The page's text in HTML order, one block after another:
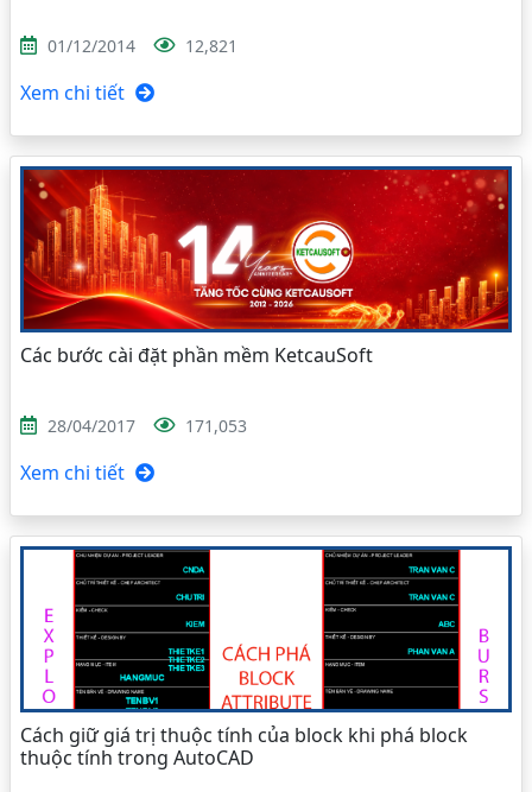
01/12/2014 12,821
Xem chi tiết
Các bước cài đặt phần mềm KetcauSoft
28/04/2017 171,053
Xem chi tiết
Cách giữ giá trị thuộc tính của block khi phá block
thuộc tính trong AutoCAD